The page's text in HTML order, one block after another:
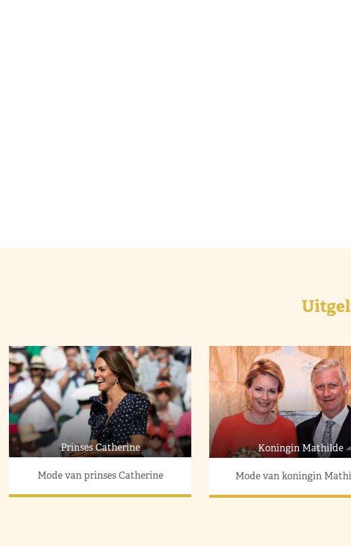
Prinses Catherine
Mode van prinses Catherine
Koningin Mathilde
Mode van koningin